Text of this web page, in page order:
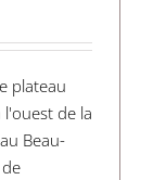
plateau
de la
Beau-